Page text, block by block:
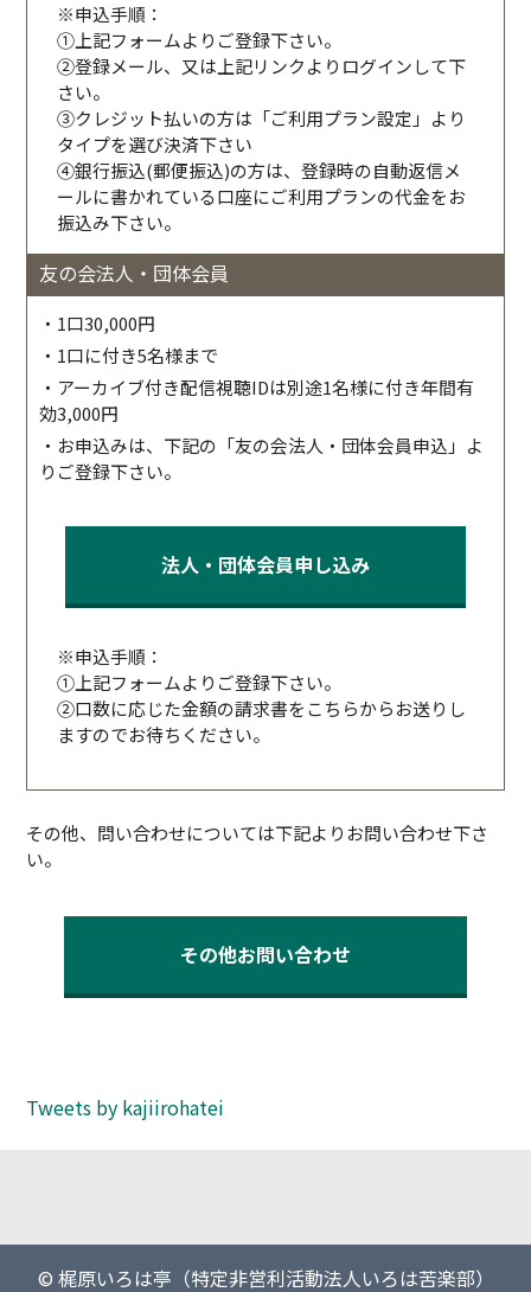
※申込手順：
①上記フォームよりご登録下さい。
②登録メール、又は上記リンクよりログインして下
さい。
③クレジット払いの方は「ご利用プラン設定」より
タイプを選び決済下さい
④銀行振込(郵便振込)の方は、登録時の自動返信メ
ールに書かれている口座にご利用プランの代金をお
振込み下さい。
友の会法人・団体会員
・1口30,000円
・1口に付き5名様まで
・アーカイブ付き配信視聴IDは別途1名様に付き年間有
効3,000円
・お申込みは、下記の「友の会法人・団体会員申込」よ
りご登録下さい。
法人・団体会員申し込み
※申込手順：
①上記フォームよりご登録下さい。
②口数に応じた金額の請求書をこちらからお送りし
ますのでお待ちください。
その他、問い合わせについては下記よりお問い合わせ下さ
い。
その他お問い合わせ
Tweets by kajiirohatei
© 梶原いろは亭（特定非営利活動法人いろは苦楽部）